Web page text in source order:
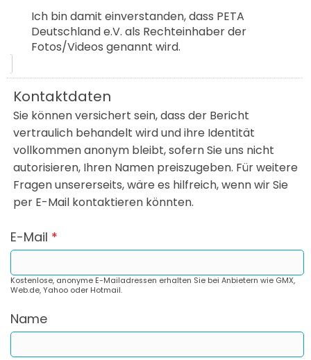
Ich bin damit einverstanden, dass PETA
Deutschland e.V. als Rechteinhaber der
Fotos/Videos genannt wird.
Kontaktdaten
Sie können versichert sein, dass der Bericht
vertraulich behandelt wird und ihre Identität
vollkommen anonym bleibt, sofern Sie uns nicht
autorisieren, Ihren Namen preiszugeben. Für weitere
Fragen unsererseits, wäre es hilfreich, wenn wir Sie
per E-Mail kontaktieren könnten.
E-Mail *
Kostenlose, anonyme E-Mailadressen erhalten Sie bei Anbietern wie GMX,
Web.de, Yahoo oder Hotmail.
Name